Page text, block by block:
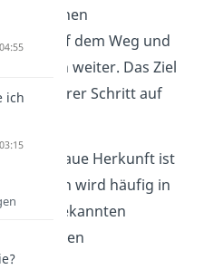
mit seinen
auf dem Weg und
dadurch weiter. Das Ziel
weiterer Schritt auf
Die genaue Herkunft ist
Spruch wird häufig in
dem bekannten
ich